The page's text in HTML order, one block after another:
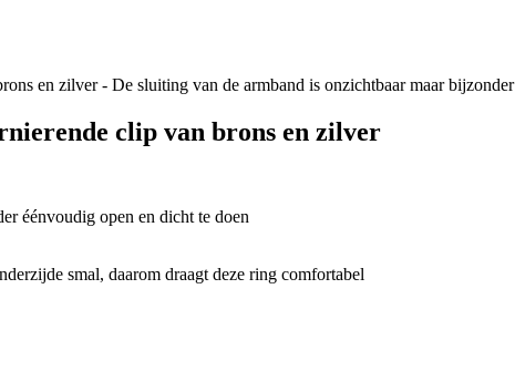
clip van brons en zilver
éénvoudig open en dicht te doen